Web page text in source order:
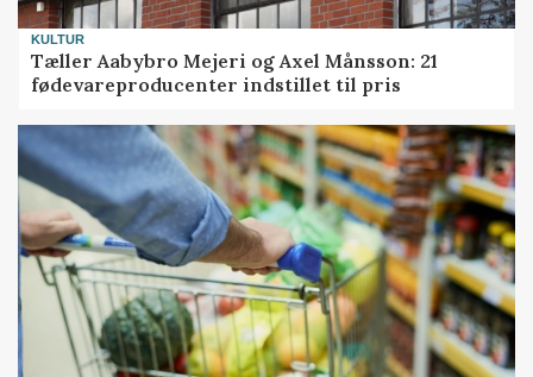
KULTUR
Tæller Aabybro Mejeri og Axel Månsson: 21
fødevareproducenter indstillet til pris